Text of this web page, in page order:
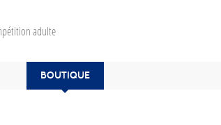
adulte
BOUTIQUE